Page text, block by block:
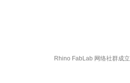
Rhino FabLab 网络社群成立